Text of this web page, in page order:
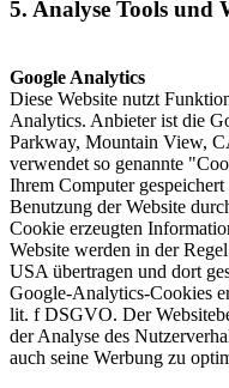
5. Analyse Tools und
Google Analytics
Diese Website nutzt
Analytics. Anbieter ist die
Parkway, Mountain View,
verwendet so genannte
Ihrem Computer
Benutzung der Website
Cookie erzeugten
Website werden in der
USA übertragen und dort
Google-Analytics-Cookies
lit. f DSGVO. Der
der Analyse des
auch seine Werbung zu